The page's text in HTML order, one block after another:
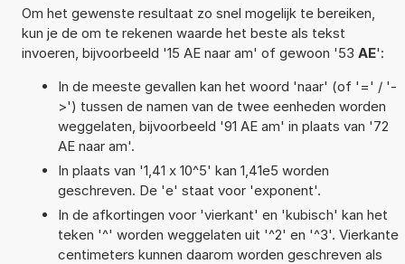
Om het gewenste resultaat zo snel mogelijk te bereiken,
kun je de om te rekenen waarde het beste als tekst
invoeren, bijvoorbeeld '15 AE naar am' of gewoon '53 AE':
In de meeste gevallen kan het woord 'naar' (of '=' / '-
>') tussen de namen van de twee eenheden worden
weggelaten, bijvoorbeeld '91 AE am' in plaats van '72
AE naar am'.
In plaats van '1,41 x 10^5' kan 1,41e5 worden
geschreven. De 'e' staat voor 'exponent'.
In de afkortingen voor 'vierkant' en 'kubisch' kan het
teken '^' worden weggelaten uit '^2' en '^3'. Vierkante
centimeters kunnen daarom worden geschreven als